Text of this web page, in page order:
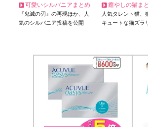
可愛いシルバニアまとめ
『鬼滅の刃』の再現ほか、人
気のシルバニア投稿を公開
癒やしの猫ま
人気タレント猫
キュートな猫ズラ